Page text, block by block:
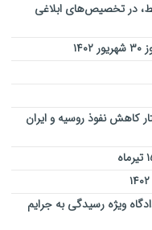
در تخصیص‌های ابلاغی
کاهش نفوذ روسیه و ایران
ویژه رسیدگی به جرایم